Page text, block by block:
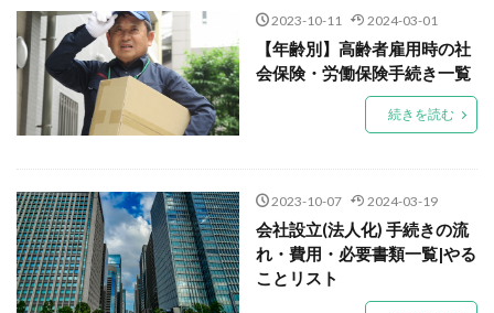
2023-10-11 2024-03-01
【年齢別】高齢者雇用時の社
会保険・労働保険手続き一覧
続きを読む
2023-10-07 2024-03-19
会社設立(法人化) 手続きの流
れ・費用・必要書類一覧|やる
ことリスト